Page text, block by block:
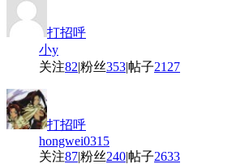
打招呼
小y
关注82|粉丝353|帖子2127
打招呼
hongwei0315
关注87|粉丝240|帖子2633